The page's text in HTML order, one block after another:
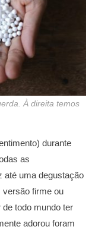
À direita temos
durante
as
até uma degustação
versão firme ou
todo mundo ter
adorou foram